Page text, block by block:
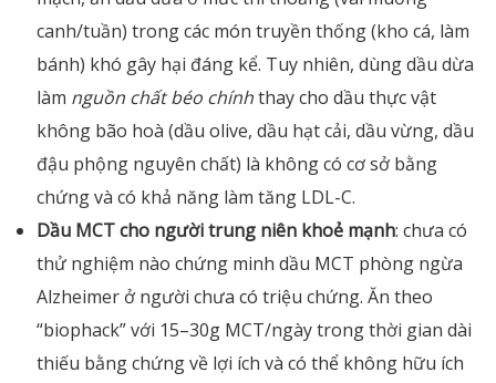
canh/tuần) trong các món truyền thống (kho cá, làm
bánh) khó gây hại đáng kể. Tuy nhiên, dùng dầu dừa
làm nguồn chất béo chínhthay cho dầu thực vật
không bão hoà (dầu olive, dầu hạt cải, dầu vừng, dầu
đậu phộng nguyên chất) là không có cơ sở bằng
chứng và có khả năng làm tăng LDL-C.
Dầu MCT cho người trung niên khoẻ mạnh: chưa có
thử nghiệm nào chứng minh dầu MCT phòng ngừa
Alzheimer ở người chưa có triệu chứng. Ăn theo
“biophack” với 15–30g MCT/ngày trong thời gian dài
thiếu bằng chứng về lợi ích và có thể không hữu ích